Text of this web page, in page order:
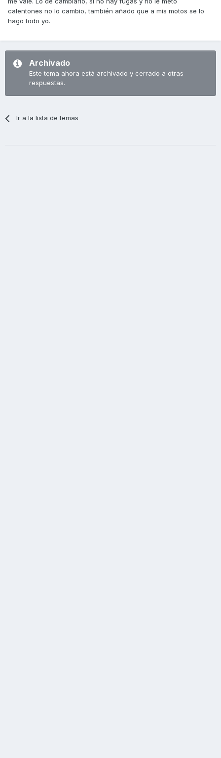
calentones no lo cambio, también añado que a mis motos se lo
hago todo yo.
Archivado
Este tema ahora está archivado y cerrado a otras
respuestas.
Ir a la lista de temas